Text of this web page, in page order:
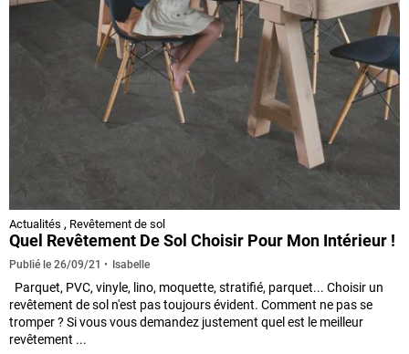
Actualités , Revêtement de sol
Quel Revêtement De Sol Choisir Pour Mon Intérieur !
Publié le 26/09/21 Isabelle
Parquet, PVC, vinyle, lino, moquette, stratifié, parquet... Choisir un
revêtement de sol n'est pas toujours évident. Comment ne pas se
tromper ? Si vous vous demandez justement quel est le meilleur
revêtement ...